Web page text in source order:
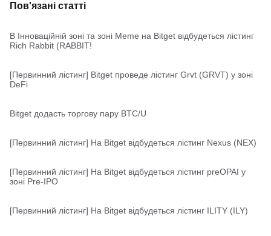
Пов'язані статті
В Інноваційній зоні та зоні Meme на Bitget відбудеться лістинг
Rich Rabbit (RABBIT!
[Первинний лістинг] Bitget проведе лістинг Grvt (GRVT) у зоні
DeFi
Bitget додасть торгову пару BTC/U
[Первинний лістинг] На Bitget відбудеться лістинг Nexus (NEX)
[Первинний лістинг] На Bitget відбудеться лістинг preOPAI у
зоні Pre-IPO
[Первинний лістинг] На Bitget відбудеться лістинг ILITY (ILY)